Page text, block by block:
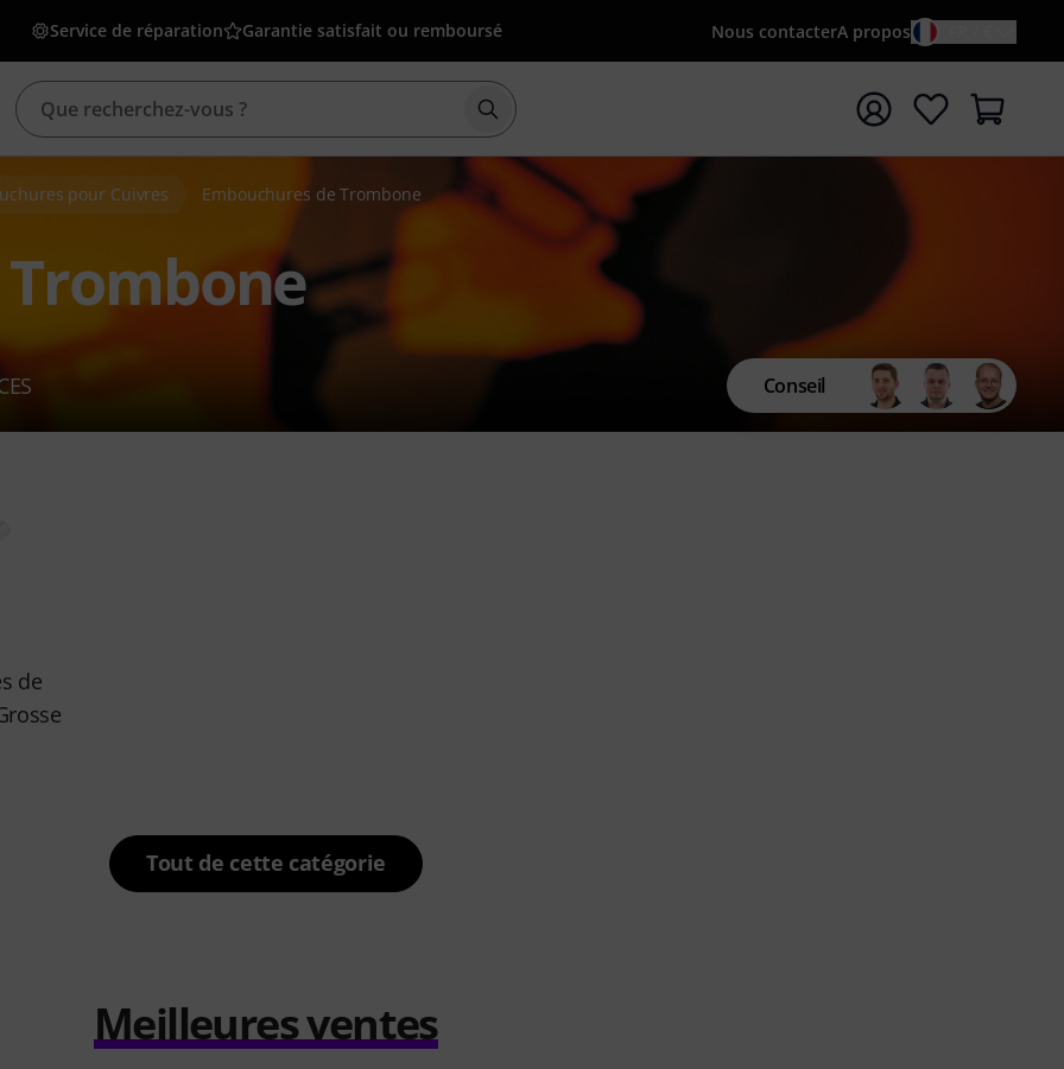
Service de réparation Garantie satisfait ou remboursé Nous contacterA propos
Démarrer la recherche avec le terme de recherche
pour Cuivres Embouchures de Trombone
Conseil
de
Tout de cette catégorie
Meilleures ventes